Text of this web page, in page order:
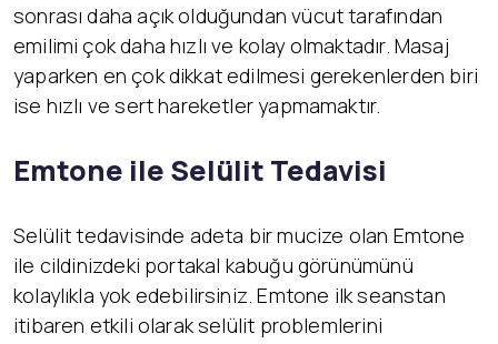
sonrası daha açık olduğundan vücut tarafından
emilimi çok daha hızlı ve kolay olmaktadır. Masaj
yaparken en çok dikkat edilmesi gerekenlerden biri
ise hızlı ve sert hareketler yapmamaktır.
Emtone ile Selülit Tedavisi
Selülit tedavisinde adeta bir mucize olan Emtone
ile cildinizdeki portakal kabuğu görünümünü
kolaylıkla yok edebilirsiniz. Emtone ilk seanstan
itibaren etkili olarak selülit problemlerini